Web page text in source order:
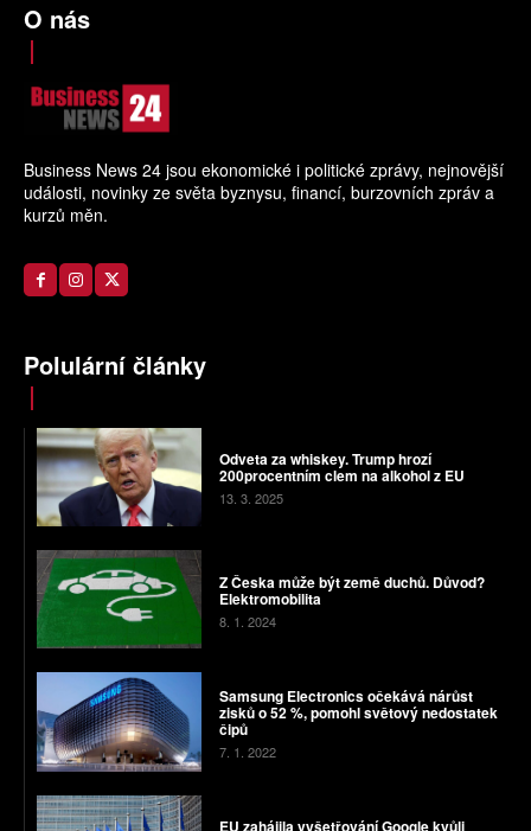
O nás
Business News 24 jsou ekonomické i politické zprávy, nejnovější
události, novinky ze světa byznysu, financí, burzovních zpráv a
kurzů měn.
Polulární články
Odveta za whiskey. Trump hrozí
200procentním clem na alkohol z EU
13. 3. 2025
Z Česka může být země duchů. Důvod?
Elektromobilita
8. 1. 2024
Samsung Electronics očekává nárůst
zisků o 52 %, pomohl světový nedostatek
čipů
7. 1. 2022